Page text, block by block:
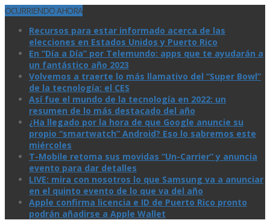
OCURRIENDO AHORA
Recursos para estar informado acerca de las
elecciones en Estados Unidos y Puerto Rico
En “Día a Día” por Telemundo: apps que te ayudarán a
un fantástico año 2023
Volvemos a traerte lo más llamativo del “Super Bowl”
de la tecnologí­a: el CES
Así­ fue el mundo de la tecnologí­a en 2022: un
resumen de lo más destacado del año
¿Ha llegado por la hora de que Google anuncie su
propio “smartwatch” Android? Eso lo sabremos este
miércoles
T-Mobile retoma sus movidas “Un-Carrier” y anuncia
evento para dar detalles
LIVE: mira con nosotros lo que Samsung va a anunciar
en el quinto evento de lo que va del año
Apple confirma licencia e ID de Puerto Rico pronto
podrán añadirse a Apple Wallet